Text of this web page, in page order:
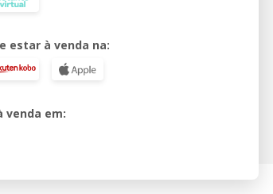
estar à venda na:
venda em: